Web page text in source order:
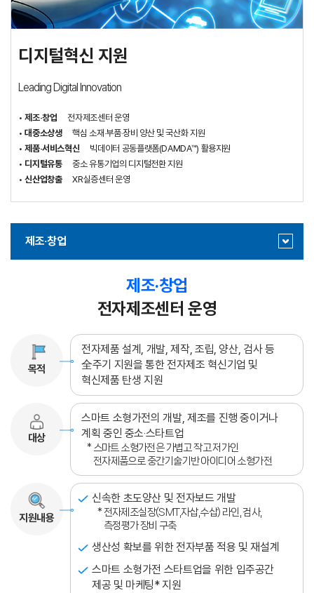
디지털혁신 지원
Leading Digital Innovation
•제조‧창업
전자제조센터 운영
•대중소상생
핵심 소재‧부품‧장비 양산 및 국산화 지원
•제품‧서비스혁신
빅데이터 공동플랫폼(DAMDA™) 활용지원
• 디지털유통
중소 유통기업의 디지털전환 지원
•신산업창출 XR실증센터 운영
제조‧창업
제조‧창업
전자제조센터 운영
목적
전자제품 설계, 개발, 제작, 조립, 양산, 검사 등
全주기 지원을 통한 전자제조 혁신기업 및
혁신제품 탄생 지원
대상
스마트 소형가전의 개발, 제조를 진행 중이거나
계획 중인 중소‧스타트업
* 스마트 소형가전은 가볍고 작고 저가인
전자제품으로 중간기술기반 아이디어 소형가전
지원내용
신속한 초도양산 및 전자보드 개발
* 전자제조실장(SMT,자삽,수삽) 라인, 검사,
측정평가 장비 구축
생산성 확보를 위한 전자부품 적용 및 재설계
스마트 소형가전 스타트업을 위한 입주공간
제공 및 마케팅* 지원